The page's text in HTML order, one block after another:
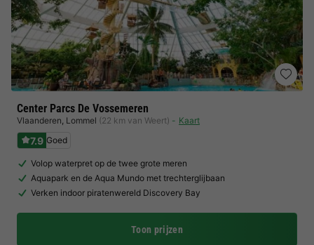
Center Parcs De Vossemeren
Vlaanderen, Lommel (22 km van Weert) Kaart
7.9 Goed
Volop waterpret op de twee grote meren
Aquapark en de Aqua Mundo met trechterglijbaan
Verken indoor piratenwereld Discovery Bay
Toon prijzen